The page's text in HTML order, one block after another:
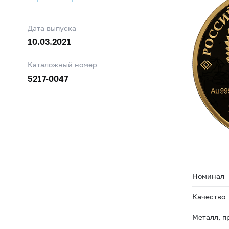
Дата выпуска
10.03.2021
Каталожный номер
5217-0047
Номинал
Качество
Металл,